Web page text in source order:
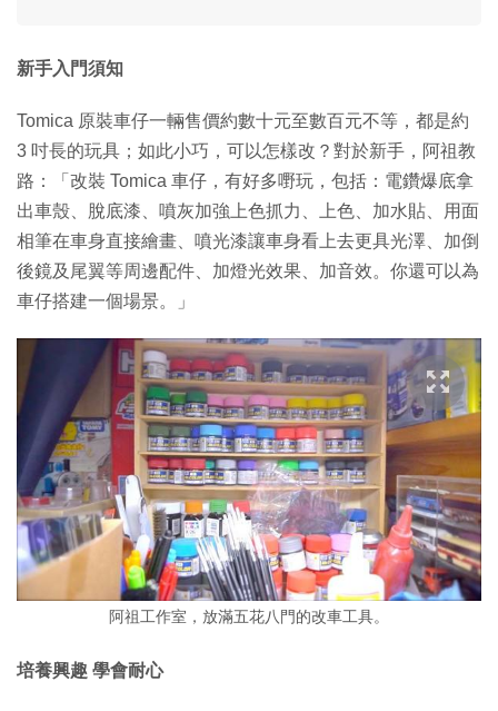
新手入門須知
Tomica 原裝車仔一輛售價約數十元至數百元不等，都是約
3 吋長的玩具；如此小巧，可以怎樣改？對於新手，阿祖教
路：「改裝 Tomica 車仔，有好多嘢玩，包括：電鑽爆底拿
出車殼、脫底漆、噴灰加強上色抓力、上色、加水貼、用面
相筆在車身直接繪畫、噴光漆讓車身看上去更具光澤、加倒
後鏡及尾翼等周邊配件、加燈光效果、加音效。你還可以為
車仔搭建一個場景。」
阿祖工作室，放滿五花八門的改車工具。
培養興趣 學會耐心